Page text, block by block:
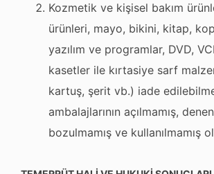
Kozmetik ve kişisel bakım
ürünleri, mayo, bikini, kitap,
yazılım ve programlar, DVD,
kasetler ile kırtasiye sarf
kartuş, şerit vb.) iade
ambalajlarının açılmamış,
bozulmamış ve kullanılmamış